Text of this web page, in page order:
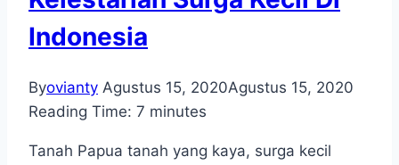
Indonesia
Byovianty Agustus 15, 2020Agustus 15, 2020
Reading Time: 7 minutes
Tanah Papua tanah yang kaya, surga kecil